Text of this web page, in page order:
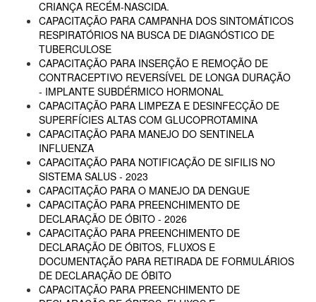
CRIANÇA RECÉM-NASCIDA.
CAPACITAÇÃO PARA CAMPANHA DOS SINTOMÁTICOS
RESPIRATÓRIOS NA BUSCA DE DIAGNÓSTICO DE
TUBERCULOSE
CAPACITAÇÃO PARA INSERÇÃO E REMOÇÃO DE
CONTRACEPTIVO REVERSÍVEL DE LONGA DURAÇÃO
- IMPLANTE SUBDÉRMICO HORMONAL
CAPACITAÇÃO PARA LIMPEZA E DESINFECÇÃO DE
SUPERFÍCIES ALTAS COM GLUCOPROTAMINA
CAPACITAÇÃO PARA MANEJO DO SENTINELA
INFLUENZA
CAPACITAÇÃO PARA NOTIFICAÇÃO DE SIFILIS NO
SISTEMA SALUS - 2023
CAPACITAÇÃO PARA O MANEJO DA DENGUE
CAPACITAÇÃO PARA PREENCHIMENTO DE
DECLARAÇÃO DE ÓBITO - 2026
CAPACITAÇÃO PARA PREENCHIMENTO DE
DECLARAÇÃO DE ÓBITOS, FLUXOS E
DOCUMENTAÇÃO PARA RETIRADA DE FORMULÁRIOS
DE DECLARAÇÃO DE ÓBITO
CAPACITAÇÃO PARA PREENCHIMENTO DE